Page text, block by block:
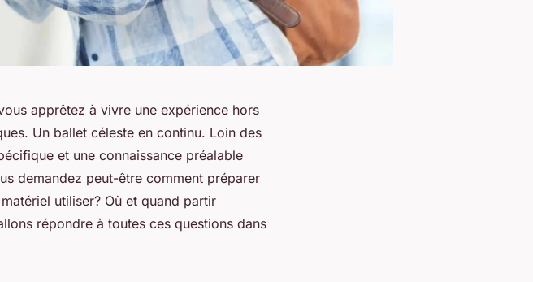
apprêtez à vivre une expérience hors
Un ballet céleste en continu. Loin des
et une connaissance préalable
demandez peut-être comment préparer
utiliser? Où et quand partir
répondre à toutes ces questions dans